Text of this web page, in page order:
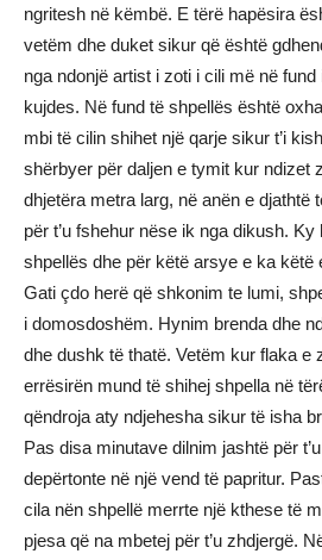
ngritesh në këmbë. E tërë hapësira
vetëm dhe duket sikur që është
nga ndonjë artist i zoti i cili më në
kujdes. Në fund të shpellës është
mbi të cilin shihet një qarje sikur t’i
shërbyer për daljen e tymit kur ndizet
dhjetëra metra larg, në anën e djathtë
për t’u fshehur nëse ik nga dikush. Ky
shpellës dhe për këtë arsye e ka këtë
Gati çdo herë që shkonim te lumi,
i domosdoshëm. Hynim brenda dhe
dhe dushk të thatë. Vetëm kur flaka e
errësirën mund të shihej shpella në
qëndroja aty ndjehesha sikur të isha
Pas disa minutave dilnim jashtë për
depërtonte në një vend të papritur.
cila nën shpellë merrte një kthese të
pjesa që na mbetej për t’u zhdjergë.